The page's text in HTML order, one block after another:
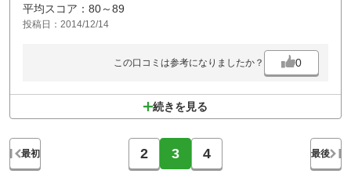
平均スコア：80～89
投稿日：2014/12/14
この口コミは参考になりましたか？ 0
続きを見る
最初 2 3 4 最後